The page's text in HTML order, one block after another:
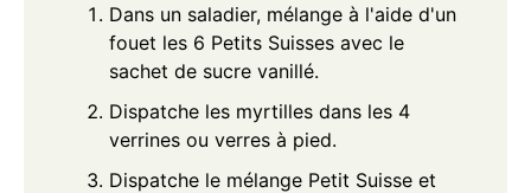
Dans un saladier, mélange à l'aide d'un
fouet les 6 Petits Suisses avec le
sachet de sucre vanillé.
Dispatche les myrtilles dans les 4
verrines ou verres à pied.
Dispatche le mélange Petit Suisse et